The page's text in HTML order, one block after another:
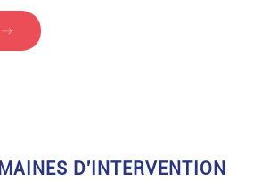
D'INTERVENTION